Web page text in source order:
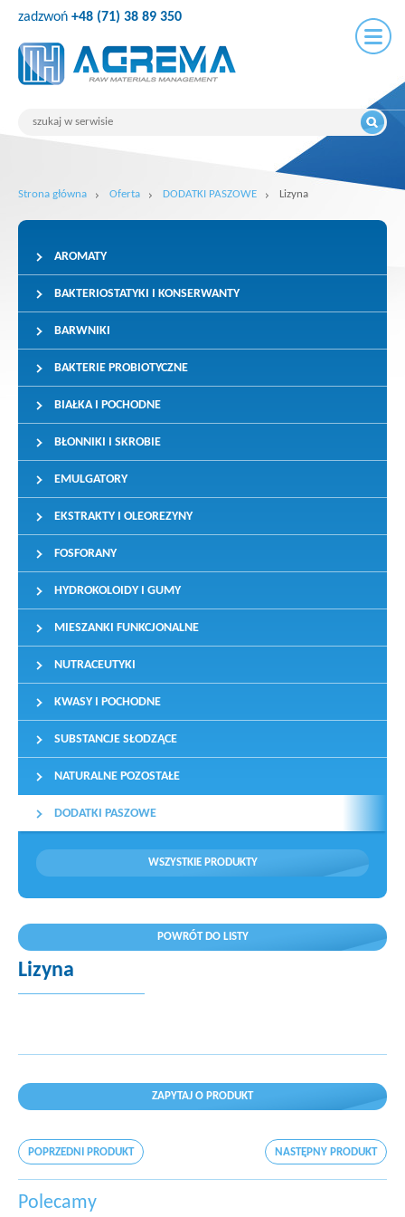
zadzwoń +48 (71) 38 89 350
Strona główna Oferta DODATKI PASZOWE Lizyna
AROMATY
BAKTERIOSTATYKI I KONSERWANTY
BARWNIKI
BAKTERIE PROBIOTYCZNE
BIAŁKA I POCHODNE
BŁONNIKI I SKROBIE
EMULGATORY
EKSTRAKTY I OLEOREZYNY
FOSFORANY
HYDROKOLOIDY I GUMY
MIESZANKI FUNKCJONALNE
NUTRACEUTYKI
KWASY I POCHODNE
SUBSTANCJE SŁODZĄCE
NATURALNE POZOSTAŁE
DODATKI PASZOWE
WSZYSTKIE PRODUKTY
POWRÓT DO LISTY
Lizyna
ZAPYTAJ O PRODUKT
POPRZEDNI PRODUKT NASTĘPNY PRODUKT
Polecamy